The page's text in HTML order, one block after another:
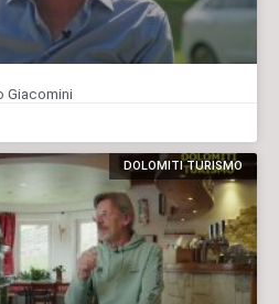
Giacomini
DOLOMITI TURISMO